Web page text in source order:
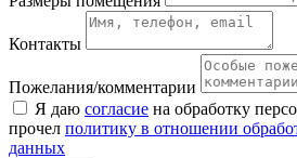
Контакты
Пожелания/комментарии
Я даю согласие на обработку
прочел политику в отношении
данных